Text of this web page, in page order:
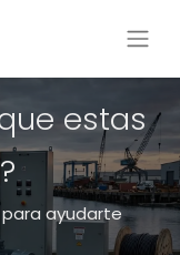
estas
para ayudarte